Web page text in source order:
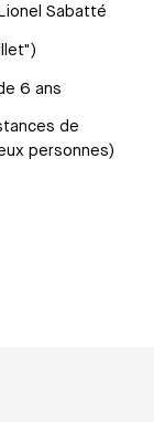
Sabatté
6 ans
de
personnes)